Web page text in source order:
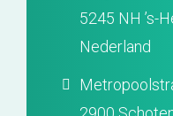
5245 NH ’s-
Nederland